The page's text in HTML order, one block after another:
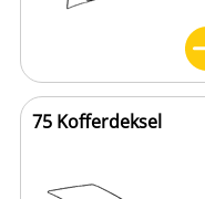
75 Kofferdeksel